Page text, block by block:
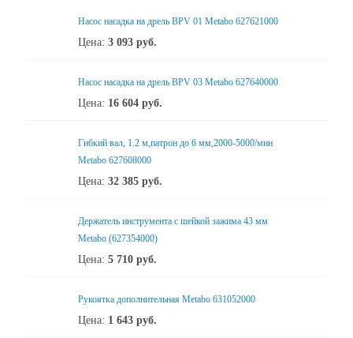
Насос насадка на дрель BPV 01 Metabo 627621000
Цена: 3 093 руб.
Насос насадка на дрель BPV 03 Metabo 627640000
Цена: 16 604 руб.
Гибкий вал, 1.2 м,патрон до 6 мм,2000-5000/мин
Metabo 627608000
Цена: 32 385 руб.
Держатель инструмента с шейкой зажима 43 мм
Metabo (627354000)
Цена: 5 710 руб.
Рукоятка дополнительная Metabo 631052000
Цена: 1 643 руб.